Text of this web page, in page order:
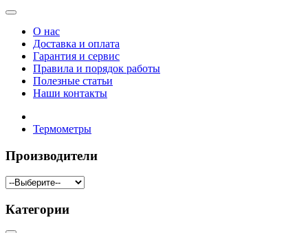
О нас
Доставка и оплата
Гарантия и сервис
Правила и порядок работы
Полезные статьи
Наши контакты
Термометры
Производители
Категории